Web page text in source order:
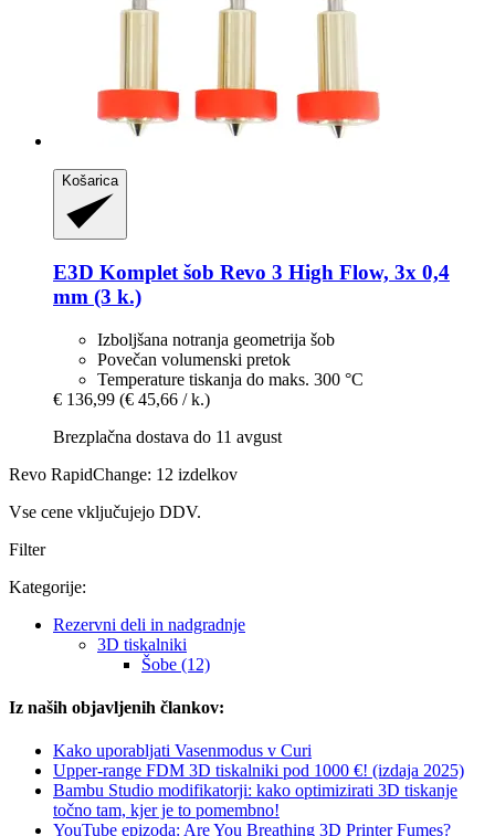
Košarica
E3D Komplet šob Revo 3 High Flow, 3x 0,4
mm (3 k.)
Izboljšana notranja geometrija šob
Povečan volumenski pretok
Temperature tiskanja do maks. 300 °C
€ 136,99 (€ 45,66 / k.)
Brezplačna dostava do 11 avgust
Revo RapidChange: 12 izdelkov
Vse cene vključujejo DDV.
Filter
Kategorije:
Rezervni deli in nadgradnje
3D tiskalniki
Šobe (12)
Iz naših objavljenih člankov:
Kako uporabljati Vasenmodus v Curi
Upper-range FDM 3D tiskalniki pod 1000 €! (izdaja 2025)
Bambu Studio modifikatorji: kako optimizirati 3D tiskanje
točno tam, kjer je to pomembno!
YouTube epizoda: Are You Breathing 3D Printer Fumes?